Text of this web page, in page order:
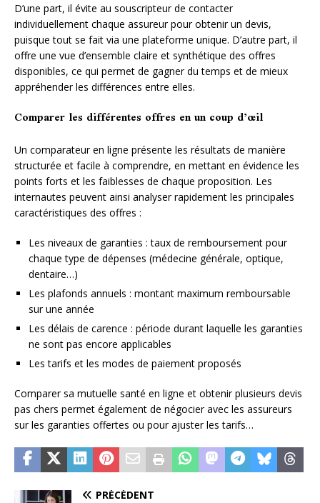
D’une part, il évite au souscripteur de contacter
individuellement chaque assureur pour obtenir un devis,
puisque tout se fait via une plateforme unique. D’autre part, il
offre une vue d’ensemble claire et synthétique des offres
disponibles, ce qui permet de gagner du temps et de mieux
appréhender les différences entre elles.
Comparer les différentes offres en un coup d’œil
Un comparateur en ligne présente les résultats de manière
structurée et facile à comprendre, en mettant en évidence les
points forts et les faiblesses de chaque proposition. Les
internautes peuvent ainsi analyser rapidement les principales
caractéristiques des offres :
Les niveaux de garanties : taux de remboursement pour
chaque type de dépenses (médecine générale, optique,
dentaire…)
Les plafonds annuels : montant maximum remboursable
sur une année
Les délais de carence : période durant laquelle les garanties
ne sont pas encore applicables
Les tarifs et les modes de paiement proposés
Comparer sa mutuelle santé en ligne et obtenir plusieurs devis
pas chers permet également de négocier avec les assureurs
sur les garanties offertes ou pour ajuster les tarifs…
PRÉCÉDENT